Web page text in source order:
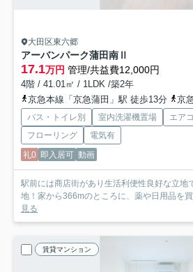
大田区東六郷
アーバンパーク蒲田南Ⅱ
17.1万円 管理/共益費12,000円
4階 / 41.01㎡ / 1LDK /築2年
京急本線「京急蒲田」駅 徒歩13分
京
バス・トイレ別 室内洗濯機置場 エア
フローリング
電気有
礼0 即入居可 動画
駅前には商店街があり生活利便性良好な立地
地！家から366mのところに、薬や日用品を
見る
賃貸マンション